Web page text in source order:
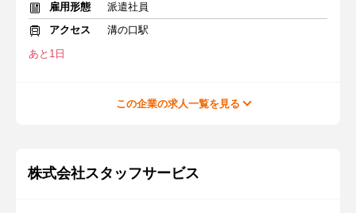
雇用形態
派遣社員
アクセス
溝の口駅
あと1日
この企業の求人一覧を見る
株式会社スタッフサービス